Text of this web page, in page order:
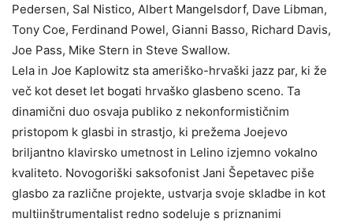
Pedersen, Sal Nistico, Albert Mangelsdorf, Dave Libman,
Tony Coe, Ferdinand Powel, Gianni Basso, Richard Davis,
Joe Pass, Mike Stern in Steve Swallow.
Lela in Joe Kaplowitz sta ameriško-hrvaški jazz par, ki že
več kot deset let bogati hrvaško glasbeno sceno. Ta
dinamični duo osvaja publiko z nekonformističnim
pristopom k glasbi in strastjo, ki prežema Joejevo
briljantno klavirsko umetnost in Lelino izjemno vokalno
kvaliteto. Novogoriški saksofonist Jani Šepetavec piše
glasbo za različne projekte, ustvarja svoje skladbe in kot
multiinštrumentalist redno sodeluje s priznanimi